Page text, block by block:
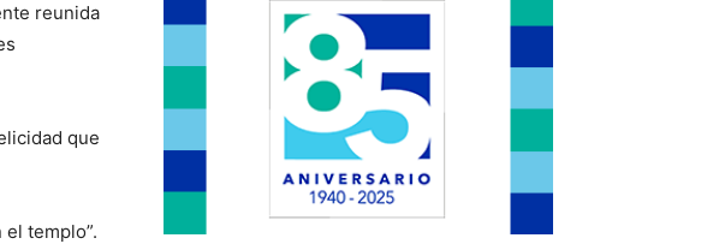
reunida
que
templo”.